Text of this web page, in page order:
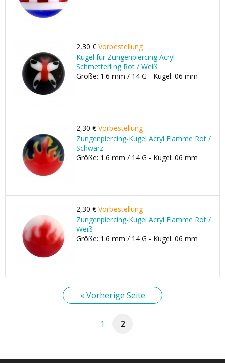
2,30 € Vorbestellung
Kugel für Zungenpiercing Acryl
Schmetterling Rot / Weiß
Größe: 1.6 mm / 14 G - Kugel: 06 mm
2,30 € Vorbestellung
Zungenpiercing-Kugel Acryl Flamme Rot /
Schwarz
Größe: 1.6 mm / 14 G - Kugel: 06 mm
2,30 € Vorbestellung
Zungenpiercing-Kugel Acryl Flamme Rot /
Weiß
Größe: 1.6 mm / 14 G - Kugel: 06 mm
« Vorherige Seite
1 2